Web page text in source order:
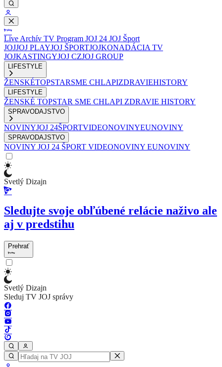
Live Archív TV Program JOJ 24 JOJ Šport
JOJJOJ PLAYJOJ ŠPORTJOJKONADÁCIA TV
JOJKASTINGYJOJ CZJOJ GROUP
LIFESTYLE
ŽENSKÉTOPSTARSME CHLAPIZDRAVIEHISTORY
LIFESTYLE
ŽENSKÉ TOPSTAR SME CHLAPI ZDRAVIE HISTORY
SPRAVODAJSTVO
NOVINYJOJ 24ŠPORTVIDEONOVINYEUNOVINY
SPRAVODAJSTVO
NOVINY JOJ 24 ŠPORT VIDEONOVINY EUNOVINY
Svetlý Dizajn
Sledujte svoje obľúbené relácie naživo ale
aj v predstihu
Prehrať
Svetlý Dizajn
Sleduj TV JOJ správy